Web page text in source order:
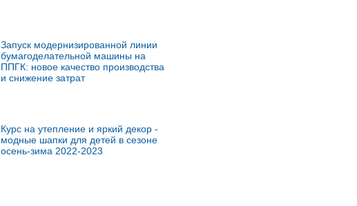
Запуск модернизированной линии
бумагоделательной машины на
ППГК: новое качество производства
и снижение затрат
Курс на утепление и яркий декор -
модные шапки для детей в сезоне
осень-зима 2022-2023